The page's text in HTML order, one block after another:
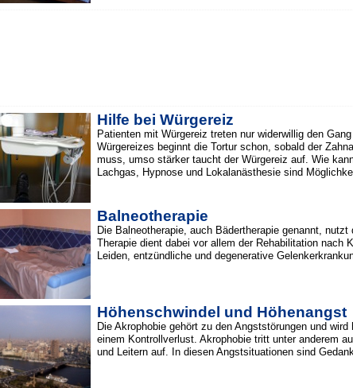
Hilfe bei Würgereiz
Patienten mit Würgereiz treten nur widerwillig den
Würgereizes beginnt die Tortur schon, sobald der
muss, umso stärker taucht der Würgereiz auf. Wie
Lachgas, Hypnose und Lokalanästhesie sind
Balneotherapie
Die Balneotherapie, auch Bädertherapie genannt,
Therapie dient dabei vor allem der Rehabilitation nach
Leiden, entzündliche und degenerative
Höhenschwindel und Höhenangst
Die Akrophobie gehört zu den Angststörungen und
einem Kontrollverlust. Akrophobie tritt unter anderem
und Leitern auf. In diesen Angstsituationen sind